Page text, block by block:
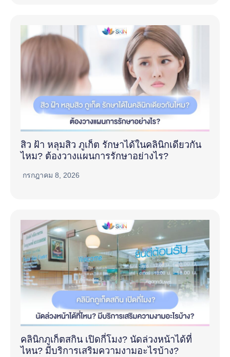
สิว ฝ้า หลุมสิว ภูเก็ต รักษาได้ในคลินิกเดียวกัน
ไหม? ต้องวางแผนการรักษาอย่างไร?
กรกฎาคม 8, 2026
คลินิกภูเก็ตสกิน เปิดกี่โมง? นัดล่วงหน้าได้ที่
ไหน? มีบริการเสริมความงามอะไรบ้าง?